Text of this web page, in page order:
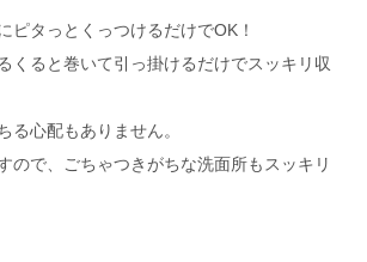
タっとくっつけるだけでOK！
くると巻いて引っ掛けるだけでスッキリ収
心配もありません。
ので、ごちゃつきがちな洗面所もスッキリ